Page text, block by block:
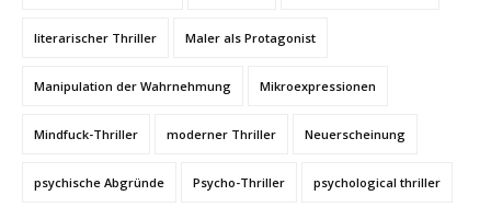
literarischer Thriller Maler als Protagonist
Manipulation der Wahrnehmung Mikroexpressionen
Mindfuck-Thriller moderner Thriller Neuerscheinung
psychische Abgründe Psycho-Thriller psychological thriller